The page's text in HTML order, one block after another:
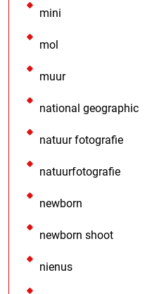
mini
mol
muur
national geographic
natuur fotografie
natuurfotografie
newborn
newborn shoot
nienus